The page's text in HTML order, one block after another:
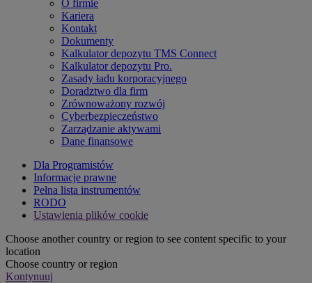
O firmie
Kariera
Kontakt
Dokumenty
Kalkulator depozytu TMS Connect
Kalkulator depozytu Pro.
Zasady ładu korporacyjnego
Doradztwo dla firm
Zrównoważony rozwój
Cyberbezpieczeństwo
Zarządzanie aktywami
Dane finansowe
Dla Programistów
Informacje prawne
Pełna lista instrumentów
RODO
Ustawienia plików cookie
Choose another country or region to see content specific to your
location
Choose country or region
Kontynuuj